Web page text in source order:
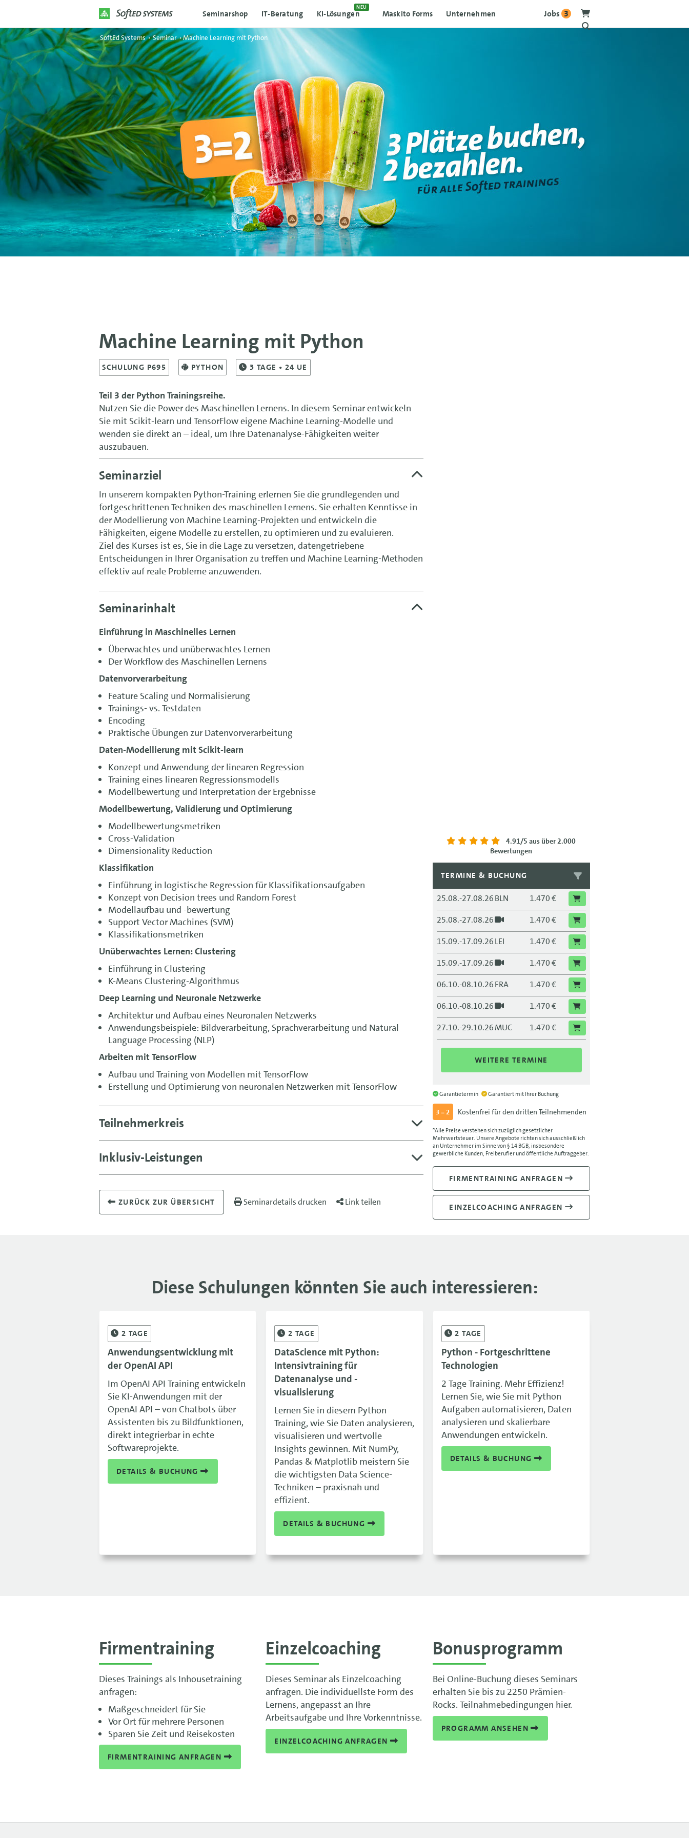
Jobs 3
Seminarshop IT-Beratung KI-Lösungen
NEU
Maskito Forms Unternehmen
SoftEd Systems › Seminar ›Machine Learning mit Python
Machine Learning mit Python
SCHULUNG P695 PYTHON 3TAGE • 24 UE
Teil 3 der Python Trainingsreihe.
Nutzen Sie die Power des Maschinellen Lernens. In diesem Seminar entwickeln
Sie mit Scikit-learn und TensorFlow eigene Machine Learning-Modelle und
wenden sie direkt an – ideal, um Ihre Datenanalyse-Fähigkeiten weiter
auszubauen.
Seminarziel
In unserem kompakten Python-Training erlernen Sie die grundlegenden und
fortgeschrittenen Techniken des maschinellen Lernens. Sie erhalten Kenntisse in
der Modellierung von Machine Learning-Projekten und entwickeln die
Fähigkeiten, eigene Modelle zu erstellen, zu optimieren und zu evaluieren.
Ziel des Kurses ist es, Sie in die Lage zu versetzen, datengetriebene
Entscheidungen in Ihrer Organisation zu treffen und Machine Learning-Methoden
effektiv auf reale Probleme anzuwenden.
Seminarinhalt
Einführung in Maschinelles Lernen
Überwachtes und unüberwachtes Lernen
Der Workflow des Maschinellen Lernens
Datenvorverarbeitung
Feature Scaling und Normalisierung
Trainings- vs. Testdaten
Encoding
Praktische Übungen zur Datenvorverarbeitung
Daten-Modellierung mit Scikit-learn
Konzept und Anwendung der linearen Regression
Training eines linearen Regressionsmodells
Modellbewertung und Interpretation der Ergebnisse
Modellbewertung, Validierung und Optimierung
Modellbewertungsmetriken
Cross-Validation
Dimensionality Reduction
Klassifikation
Einführung in logistische Regression für Klassifikationsaufgaben
Konzept von Decision trees und Random Forest
Modellaufbau und -bewertung
Support Vector Machines (SVM)
Klassifikationsmetriken
Unüberwachtes Lernen: Clustering
Einführung in Clustering
K-Means Clustering-Algorithmus
Deep Learning und Neuronale Netzwerke
Architektur und Aufbau eines Neuronalen Netzwerks
Anwendungsbeispiele: Bildverarbeitung, Sprachverarbeitung und Natural
Language Processing (NLP)
Arbeiten mit TensorFlow
Aufbau und Training von Modellen mit TensorFlow
Erstellung und Optimierung von neuronalen Netzwerken mit TensorFlow
Teilnehmerkreis
Inklusiv-Leistungen
ZURÜCK ZUR ÜBERSICHT Seminardetails drucken Link teilen
4.91/5 aus über 2.000
Bewertungen
TERMINE & BUCHUNG
25.08.-27.08.26BLN
1.470 €
25.08.-27.08.26
1.470 €
15.09.-17.09.26LEI
1.470 €
15.09.-17.09.26
1.470 €
06.10.-08.10.26FRA
1.470 €
06.10.-08.10.26
1.470 €
27.10.-29.10.26MUC
1.470 €
27.10.-29.10.26
1.470 €
24.11.-26.11.26DRS
1.470 €
24.11.-26.11.26
1.470 €
08.12.-10.12.26BLN
1.470 €
08.12.-10.12.26
1.470 €
WEITERE TERMINE
Garantietermin Garantiert mit Ihrer Buchung
3 = 2 Kostenfrei für den dritten Teilnehmenden
*Alle Preise verstehen sich zuzüglich gesetzlicher
Mehrwertsteuer. Unsere Angebote richten sich ausschließlich
an Unternehmer im Sinne von § 14 BGB, insbesondere
gewerbliche Kunden, Freiberufler und öffentliche Auftraggeber.
FIRMENTRAINING ANFRAGEN
EINZELCOACHING ANFRAGEN
Diese Schulungen könnten Sie auch interessieren:
2 TAGE
Anwendungsentwicklung mit
der OpenAI API
Im OpenAI API Training entwickeln
Sie KI-Anwendungen mit der
OpenAI API – von Chatbots über
Assistenten bis zu Bildfunktionen,
direkt integrierbar in echte
Softwareprojekte.
DETAILS & BUCHUNG
2 TAGE
DataScience mit Python:
Intensivtraining für
Datenanalyse und -
visualisierung
Lernen Sie in diesem Python
Training, wie Sie Daten analysieren,
visualisieren und wertvolle
Insights gewinnen. Mit NumPy,
Pandas & Matplotlib meistern Sie
die wichtigsten Data Science-
Techniken – praxisnah und
effizient.
DETAILS & BUCHUNG
2TAGE
Python - Fortgeschrittene
Technologien
2 Tage Training. Mehr Effizienz!
Lernen Sie, wie Sie mit Python
Aufgaben automatisieren, Daten
analysieren und skalierbare
Anwendungen entwickeln.
DETAILS & BUCHUNG
Firmentraining
Dieses Trainings als Inhousetraining
anfragen:
Maßgeschneidert für Sie
Vor Ort für mehrere Personen
Sparen Sie Zeit und Reisekosten
FIRMENTRAINING ANFRAGEN
Einzelcoaching
Dieses Seminar als Einzelcoaching
anfragen. Die individuellste Form des
Lernens, angepasst an Ihre
Arbeitsaufgabe und Ihre Vorkenntnisse.
EINZELCOACHING ANFRAGEN
Bonusprogramm
Bei Online-Buchung dieses Seminars
erhalten Sie bis zu 2250 Prämien-
Rocks. Teilnahmebedingungen hier.
PROGRAMM ANSEHEN